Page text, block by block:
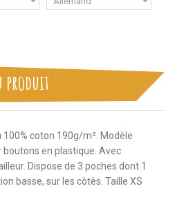
produit
100% coton 190g/m². Modèle
en plastique. Avec
Dispose de 3 poches dont 1
basse, sur les côtès. Taille XS